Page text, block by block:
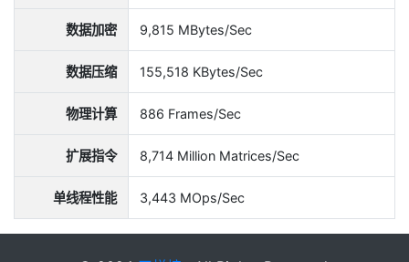
数据加密 9,815 MBytes/Sec
数据压缩 155,518 KBytes/Sec
物理计算 886 Frames/Sec
扩展指令 8,714 Million Matrices/Sec
单线程性能 3,443 MOps/Sec